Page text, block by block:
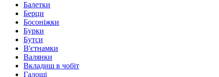
Балетки
Берци
Босоніжки
Бурки
Бутси
В'єтнамки
Валянки
Вкладиш в чобіт
Галоші